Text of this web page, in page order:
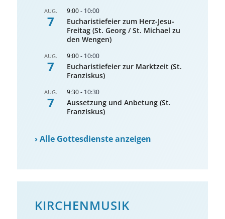
AUG.
7
9:00- 10:00
Eucharistiefeier zum Herz-Jesu-
Freitag (St. Georg / St. Michael zu
den Wengen)
AUG.
7
9:00- 10:00
Eucharistiefeier zur Marktzeit (St.
Franziskus)
AUG.
7
9:30- 10:30
Aussetzung und Anbetung (St.
Franziskus)
›Alle Gottesdienste anzeigen
KIRCHENMUSIK